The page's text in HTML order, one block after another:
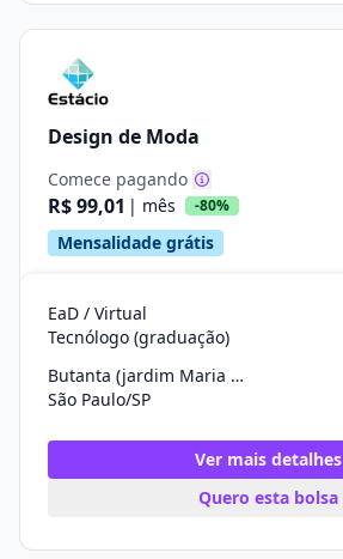
Design de Moda
Comece pagando
R$ 99,01 | mês -80%
Mensalidade grátis
EaD / Virtual
Tecnólogo (graduação)
Butanta (jardim Maria Luiza)
São Paulo/SP
Ver mais detalhes
Quero esta bolsa